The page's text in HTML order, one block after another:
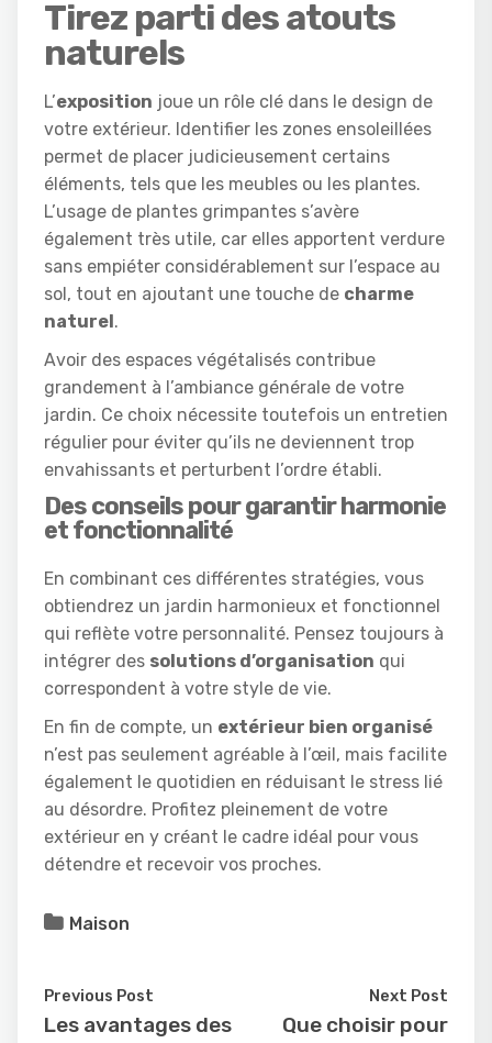
Tirez parti des atouts
naturels
L’exposition joue un rôle clé dans le design de
votre extérieur. Identifier les zones ensoleillées
permet de placer judicieusement certains
éléments, tels que les meubles ou les plantes.
L’usage de plantes grimpantes s’avère
également très utile, car elles apportent verdure
sans empiéter considérablement sur l’espace au
sol, tout en ajoutant une touche de charme
naturel.
Avoir des espaces végétalisés contribue
grandement à l’ambiance générale de votre
jardin. Ce choix nécessite toutefois un entretien
régulier pour éviter qu’ils ne deviennent trop
envahissants et perturbent l’ordre établi.
Des conseils pour garantir harmonie
et fonctionnalité
En combinant ces différentes stratégies, vous
obtiendrez un jardin harmonieux et fonctionnel
qui reflète votre personnalité. Pensez toujours à
intégrer des solutions d’organisation qui
correspondent à votre style de vie.
En fin de compte, un extérieur bien organisé
n’est pas seulement agréable à l’œil, mais facilite
également le quotidien en réduisant le stress lié
au désordre. Profitez pleinement de votre
extérieur en y créant le cadre idéal pour vous
détendre et recevoir vos proches.
Maison
Previous Post
Les avantages des
Next Post
Que choisir pour